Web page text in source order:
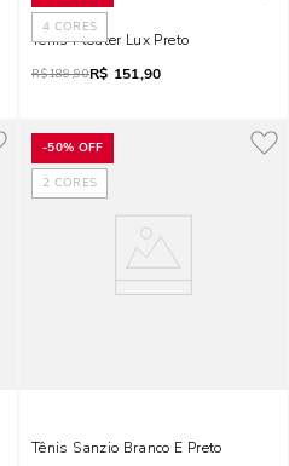
4 CORES
Tênis Floater Lux Preto
R$189,90R$ 151,90
-50% OFF
2 CORES
Tênis Sanzio Branco E Preto